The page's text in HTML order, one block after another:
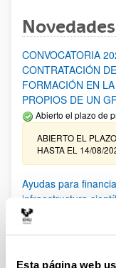
Esta página web
CONVOCATORIA
CONTRATACIÓN
FORMACIÓN EN
PROPIOS DE UN
Abierto el plazo de
ABIERTO EL
HASTA EL 14/08/
Ayudas para
infraestructura
UPV/EHU 2026
solicitudes